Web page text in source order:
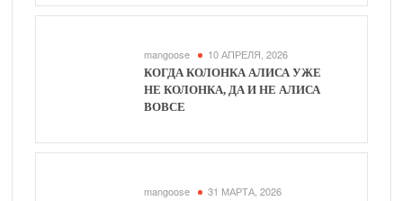
mangoose 10 АПРЕЛЯ, 2026
КОГДА КОЛОНКА АЛИСА УЖЕ
НЕ КОЛОНКА, ДА И НЕ АЛИСА
ВОВСЕ
mangoose 31 МАРТА, 2026